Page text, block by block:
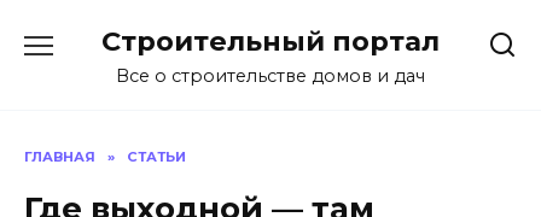
содержанию
Строительный портал
Все о строительстве домов и дач
ГЛАВНАЯ » СТАТЬИ
Где выходной — там